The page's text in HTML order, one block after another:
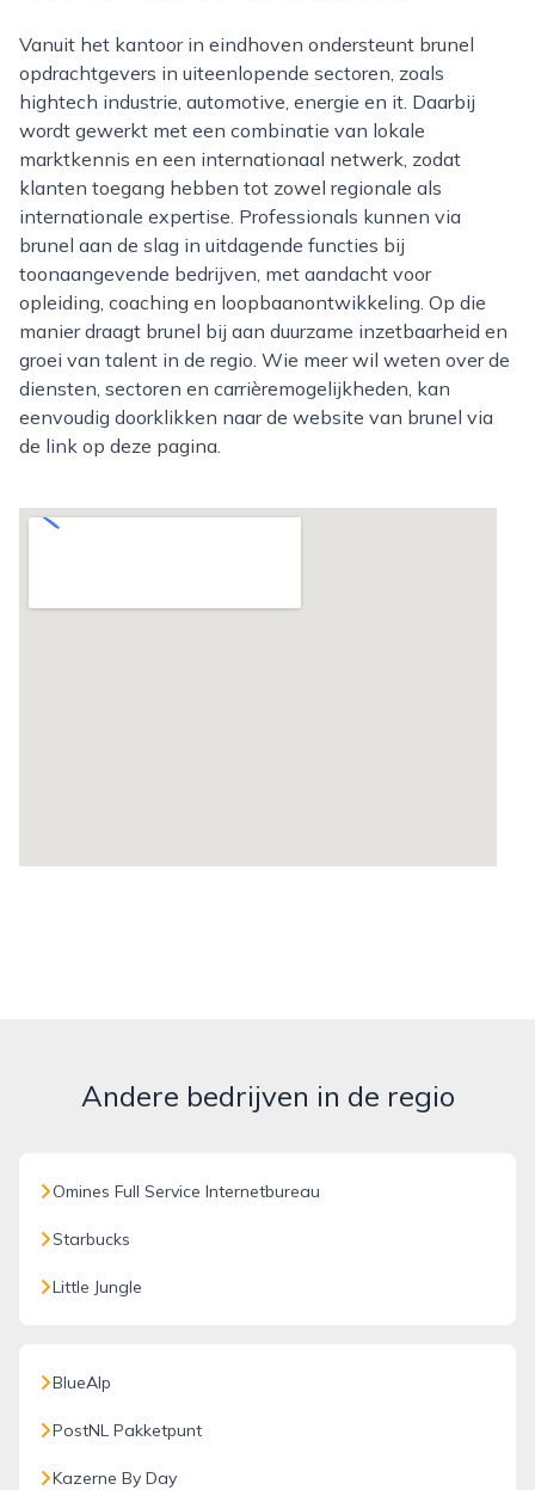
Vanuit het kantoor in eindhoven ondersteunt brunel
opdrachtgevers in uiteenlopende sectoren, zoals
hightech industrie, automotive, energie en it. Daarbij
wordt gewerkt met een combinatie van lokale
marktkennis en een internationaal netwerk, zodat
klanten toegang hebben tot zowel regionale als
internationale expertise. Professionals kunnen via
brunel aan de slag in uitdagende functies bij
toonaangevende bedrijven, met aandacht voor
opleiding, coaching en loopbaanontwikkeling. Op die
manier draagt brunel bij aan duurzame inzetbaarheid en
groei van talent in de regio. Wie meer wil weten over de
diensten, sectoren en carrièremogelijkheden, kan
eenvoudig doorklikken naar de website van brunel via
de link op deze pagina.
Andere bedrijven in de regio
Omines Full Service Internetbureau
Starbucks
Little Jungle
BlueAlp
PostNL Pakketpunt
Kazerne By Day